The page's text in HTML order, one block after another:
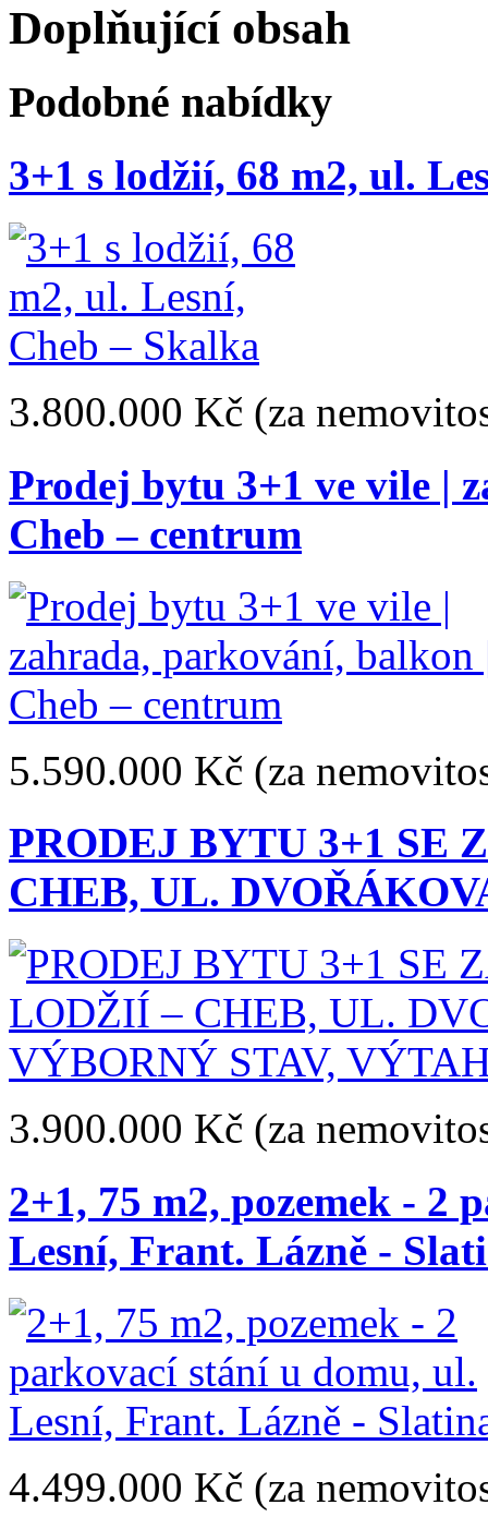
Doplňující obsah
Podobné nabídky
3+1 s lodžií, 68 m2, ul.
3.800.000 Kč (za
Prodej bytu 3+1 ve vile |
Cheb – centrum
5.590.000 Kč (za
PRODEJ BYTU 3+1 SE
CHEB, UL.
3.900.000 Kč (za
2+1, 75 m2, pozemek - 2
Lesní, Frant. Lázně -
4.499.000 Kč (za